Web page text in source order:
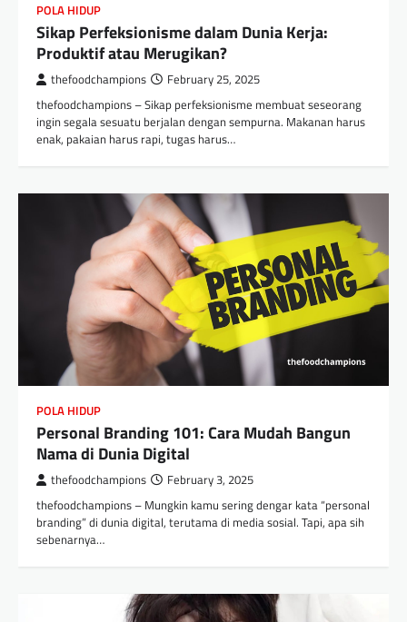
POLA HIDUP
Sikap Perfeksionisme dalam Dunia Kerja:
Produktif atau Merugikan?
thefoodchampions February 25, 2025
thefoodchampions – Sikap perfeksionisme membuat seseorang
ingin segala sesuatu berjalan dengan sempurna. Makanan harus
enak, pakaian harus rapi, tugas harus…
POLA HIDUP
Personal Branding 101: Cara Mudah Bangun
Nama di Dunia Digital
thefoodchampions February 3, 2025
thefoodchampions – Mungkin kamu sering dengar kata “personal
branding” di dunia digital, terutama di media sosial. Tapi, apa sih
sebenarnya…